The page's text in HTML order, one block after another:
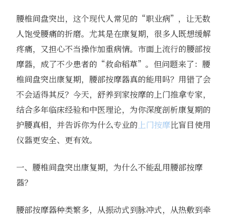
腰椎间盘突出，这个现代人常见的“职业病”，让无数
人饱受腰痛的折磨。尤其是在康复期，很多人既想缓解
疼痛，又担心不当操作加重病情。市面上流行的腰部按
摩器，成了不少患者的“救命稻草”。但问题来了：腰
椎间盘突出康复期，腰部按摩器真的能用吗？用错了会
不会适得其反？今天，舒养到家按摩的上门推拿专家，
结合多年临床经验和中医理论，为你深度剖析康复期的
护腰真相，并告诉你为什么专业的 上门按摩比盲目使用
仪器更安全、更有效。
一、腰椎间盘突出康复期，为什么不能乱用腰部按摩
器？
腰部按摩器种类繁多，从振动式到脉冲式，从热敷到牵